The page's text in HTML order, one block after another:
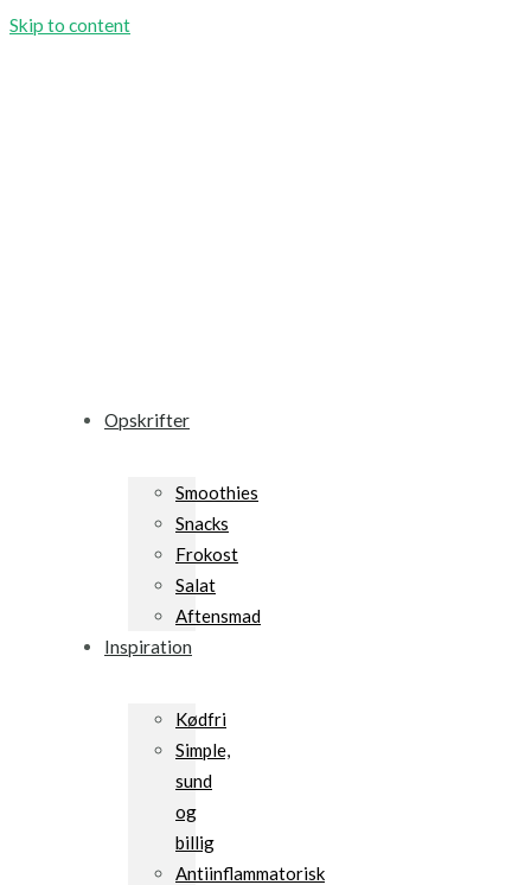
Skip to content
Opskrifter
Smoothies
Snacks
Frokost
Salat
Aftensmad
Inspiration
Kødfri
Simple,
sund
og
billig
Antiinflammatorisk